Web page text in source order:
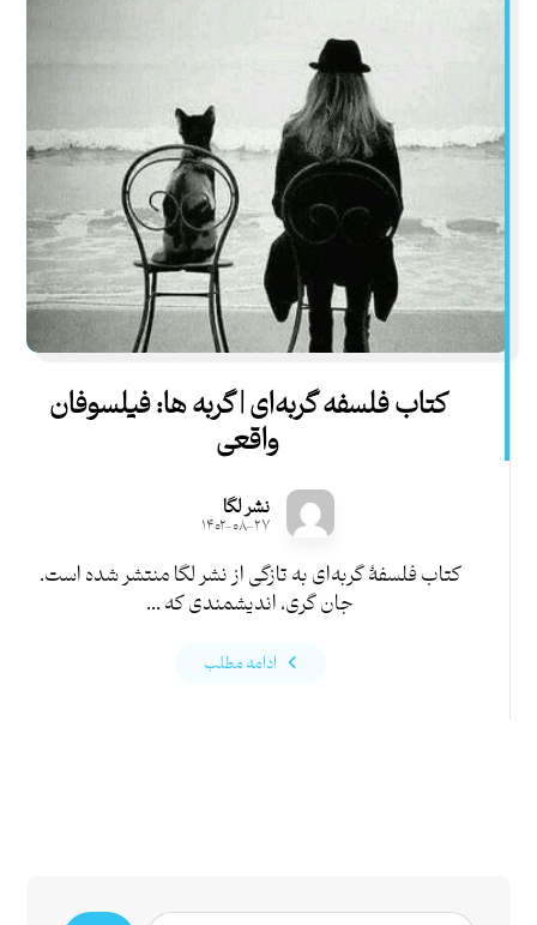
کتاب فلسفه گربه‌ای | گربه ها: فیلسوفان
واقعی
نشر لگا
۱۴۰۲-۰۸-۲۷
کتاب فلسفۀ گربه‌ای به تازگی از نشر لگا منتشر شده‌ است.
جان گری، اندیشمندی که ...
ادامه مطلب